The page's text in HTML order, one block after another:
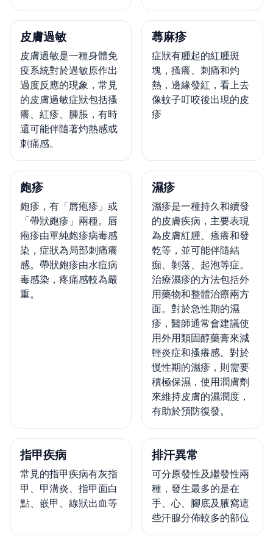
皮膚過敏
皮膚過敏是一種身體免
疫系統對於過敏原作出
過度反應的現象，常見
的皮膚過敏症狀包括搔
癢、紅疹、腫脹，有時
還可能伴隨著灼熱感或
刺痛感。
蕁麻疹
症狀有腫起的紅腫斑
塊，搔癢、刺痛和灼
熱，邊緣發紅，看上去
像蚊子叮咬後出現的皮
疹
皰疹
皰疹，有「唇疱疹」或
「帶狀皰疹」兩種。唇
疱疹由單純皰疹病毒感
染，症狀為局部刺痛癢
感。帶狀皰疹由水痘病
毒感染，疼痛感較為嚴
重。
濕疹
濕疹是一種持久和續發
的皮膚疾病，主要表現
為皮膚紅腫、瘙癢和發
乾等，並可能伴隨結
痂、剝落、起泡等症。
治療濕疹的方法包括外
用藥物和整體治療兩方
面。對於急性期的濕
疹，醫師通常會建議使
用外用類固醇藥膏來減
輕炎症和搔癢感。對於
慢性期的濕疹，則需要
積極保濕，使用潤膚劑
來維持皮膚的濕潤度，
有助於預防復發。
指甲疾病
常見的指甲疾病有灰指
甲、甲溝炎、指甲面白
點、嵌甲、線狀出血等
排汗異常
可分原發性及繼發性兩
種，發生最多的是在
手、心、腳底及腋窩這
些汗腺分佈較多的部位